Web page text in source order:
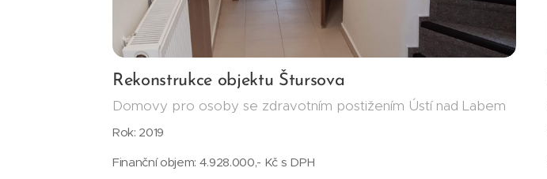
Rekonstrukce objektu Štursova
Domovy pro osoby se zdravotním postižením Ústí nad Labem
Rok: 2019
Finanční objem: 4.928.000,- Kč s DPH